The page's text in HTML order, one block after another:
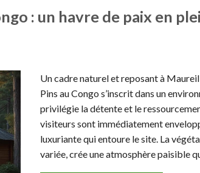
: un havre de paix en
Un cadre naturel et reposant à
Pins au Congo s’inscrit dans un
privilégie la détente et le
visiteurs sont immédiatement
luxuriante qui entoure le site. La
variée, crée une atmosphère paisible